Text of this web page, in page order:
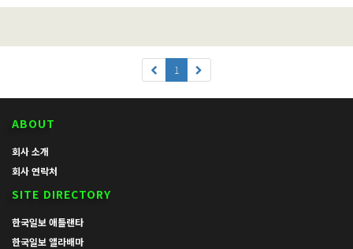
1
ABOUT
회사 소개
회사 연락처
SITE DIRECTORY
한국일보 애틀랜타
한국일보 앨라배마